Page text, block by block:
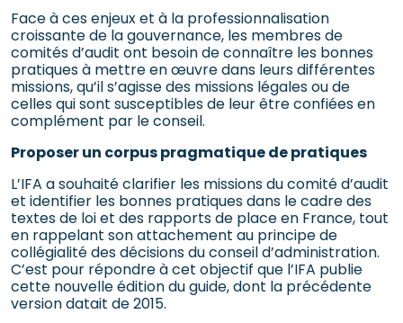
Face à ces enjeux et à la professionnalisation
croissante de la gouvernance, les membres de
comités d’audit ont besoin de connaître les bonnes
pratiques à mettre en œuvre dans leurs différentes
missions, qu’il s’agisse des missions légales ou de
celles qui sont susceptibles de leur être confiées en
complément par le conseil.
Proposer un corpus pragmatique de pratiques
L’IFA a souhaité clarifier les missions du comité d’audit
et identifier les bonnes pratiques dans le cadre des
textes de loi et des rapports de place en France, tout
en rappelant son attachement au principe de
collégialité des décisions du conseil d’administration.
C’est pour répondre à cet objectif que l’IFA publie
cette nouvelle édition du guide, dont la précédente
version datait de 2015.